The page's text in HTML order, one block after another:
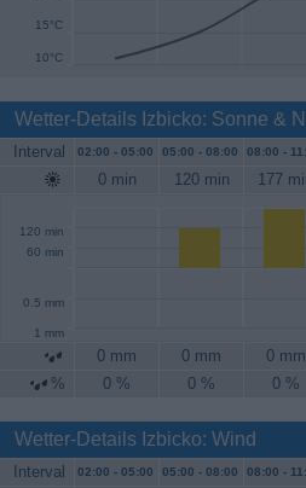
10°C
15°C
Wetter-Details Izbicko: Sonne &
Interval 02:00 - 05:00 05:00 - 08:00 08:00 -
0 min 120 min 177
60 min
120 min
0.5 mm
1 mm
0 mm 0 mm 0 mm
%
0 % 0 % 0 %
Wetter-Details Izbicko: Wind
Interval 02:00 - 05:00 05:00 - 08:00 08:00 -